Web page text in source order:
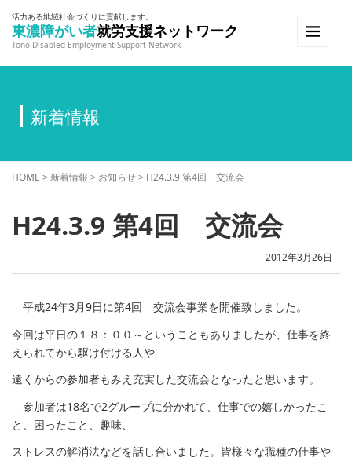
活力ある地域社会づくりに貢献します。
東濃障がい者就労支援ネットワーク
Tono Disabled Employment Support Network
新着情報
HOME > 新着情報 > お知らせ> H24.3.9 第4回 交流会
H24.3.9 第4回 交流会
2012年3月26日
平成24年3月9日に第4回 交流会事業を開催致しました。
今回は平日の１８：００～ということもありましたが、仕事を終
えられてから駆け付ける人や
遠くからの参加者もみえ充実した交流会となったと思います。
参加者は18名で2グループに分かれて、仕事での嬉しかったこ
と、困ったこと、趣味、
ストレスの解消法などを話し合いました。皆様々な職種の仕事や